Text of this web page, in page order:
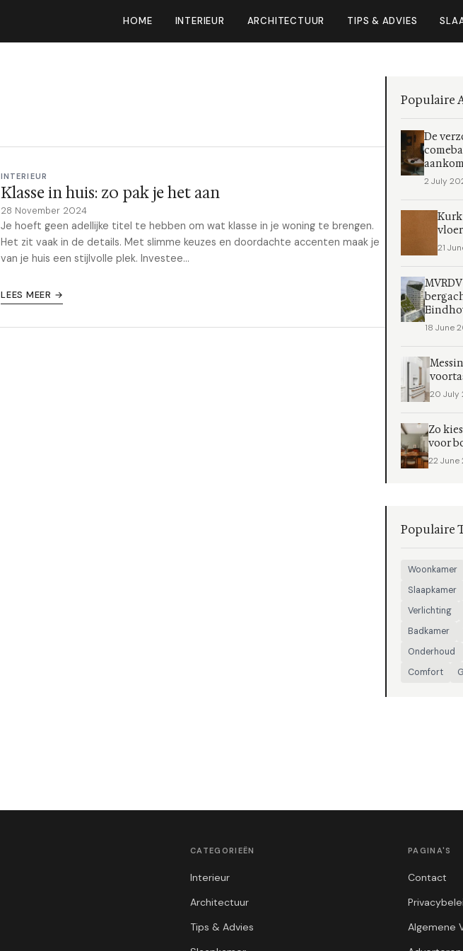
HOME INTERIEUR ARCHITECTUUR TIPS & ADVIES
INTERIEUR
Klasse in huis: zo pak je het aan
28 November 2024
Je hoeft geen adellijke titel te hebben om wat klasse in je woning te brengen.
Het zit vaak in de details. Met slimme keuzes en doordachte accenten maak je
van je huis een stijlvolle plek. Investee...
LEES MEER →
Populaire
De
2 July
Kurk
21
18 June
20 July
Zo
voor
22 June
Populaire
Woonkamer
Slaapkamer
Verlichting
Badkamer
Onderhoud
Comfort
CATEGORIEËN
Interieur
Architectuur
Tips & Advies
PAGINA'S
Contact
Algemene